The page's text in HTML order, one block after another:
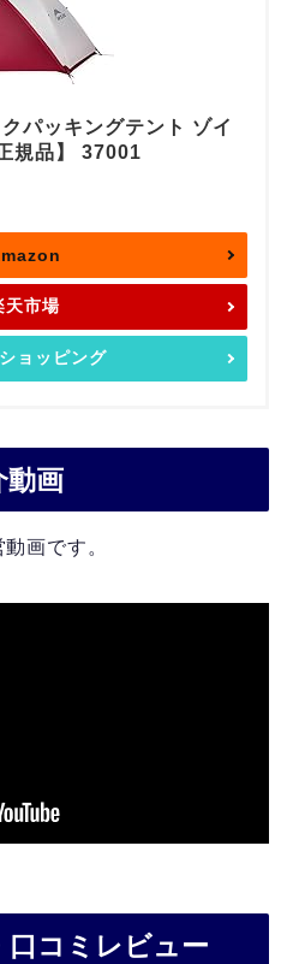
7000シリーズアルミ
フレーム一式
テンショナー 4個
パッキングテント ゾイ
規品】 37001
天市場
ョッピング
動画
画です。
口コミレビュー